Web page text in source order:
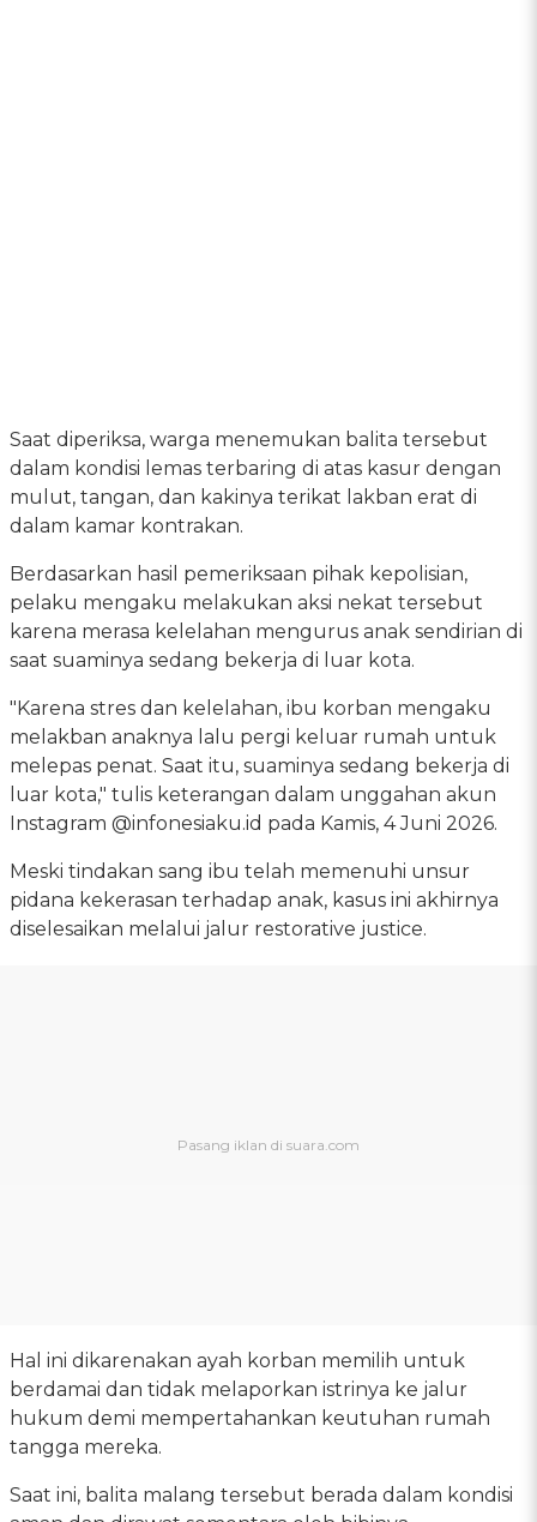
Saat diperiksa, warga menemukan balita tersebut
dalam kondisi lemas terbaring di atas kasur dengan
mulut, tangan, dan kakinya terikat lakban erat di
dalam kamar kontrakan.
Berdasarkan hasil pemeriksaan pihak kepolisian,
pelaku mengaku melakukan aksi nekat tersebut
karena merasa kelelahan mengurus anak sendirian di
saat suaminya sedang bekerja di luar kota.
"Karena stres dan kelelahan, ibu korban mengaku
melakban anaknya lalu pergi keluar rumah untuk
melepas penat. Saat itu, suaminya sedang bekerja di
luar kota," tulis keterangan dalam unggahan akun
Instagram @infonesiaku.id pada Kamis, 4 Juni 2026.
Meski tindakan sang ibu telah memenuhi unsur
pidana kekerasan terhadap anak, kasus ini akhirnya
diselesaikan melalui jalur restorative justice.
Hal ini dikarenakan ayah korban memilih untuk
berdamai dan tidak melaporkan istrinya ke jalur
hukum demi mempertahankan keutuhan rumah
tangga mereka.
Saat ini, balita malang tersebut berada dalam kondisi